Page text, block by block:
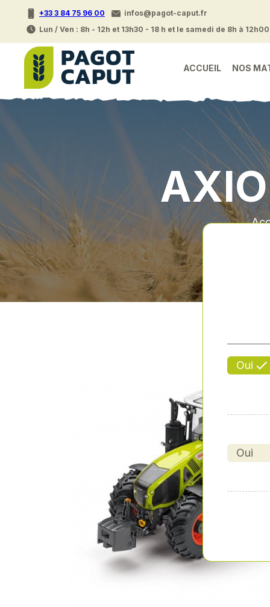
+33 3 84 75 96 00
infos@pagot-caput.fr
Lun / Ven : 8h - 12h et 13h30 - 18 h et le samedi de 8h à 12h00
ACCUEIL NOS
Previous
Oui
Oui